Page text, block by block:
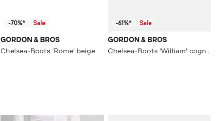
-70%* Sale
GORDON & BROS
Chelsea-Boots 'Rome' beige
-61%* Sale
GORDON & BROS
Chelsea-Boots 'William' cognac